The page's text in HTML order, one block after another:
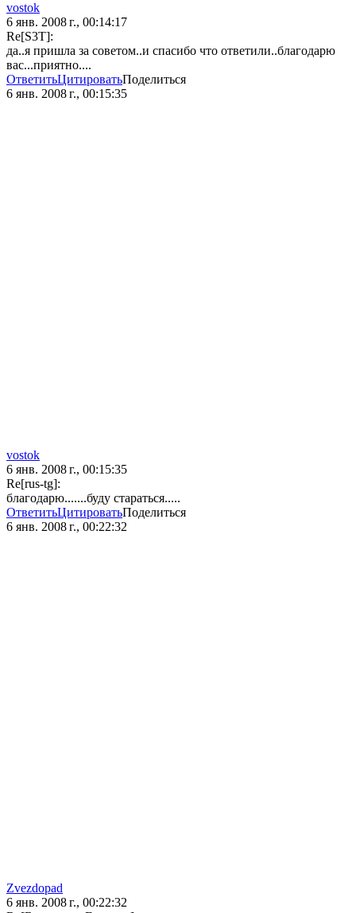
vostok
6 янв. 2008 г., 00:14:17
Re[S3T]:
да..я пришла за советом..и спасибо что ответили..благодарю
вас...приятно....
ОтветитьЦитироватьПоделиться
6 янв. 2008 г., 00:15:35
vostok
6 янв. 2008 г., 00:15:35
Re[rus-tg]:
благодарю.......буду стараться.....
ОтветитьЦитироватьПоделиться
6 янв. 2008 г., 00:22:32
Zvezdopad
6 янв. 2008 г., 00:22:32